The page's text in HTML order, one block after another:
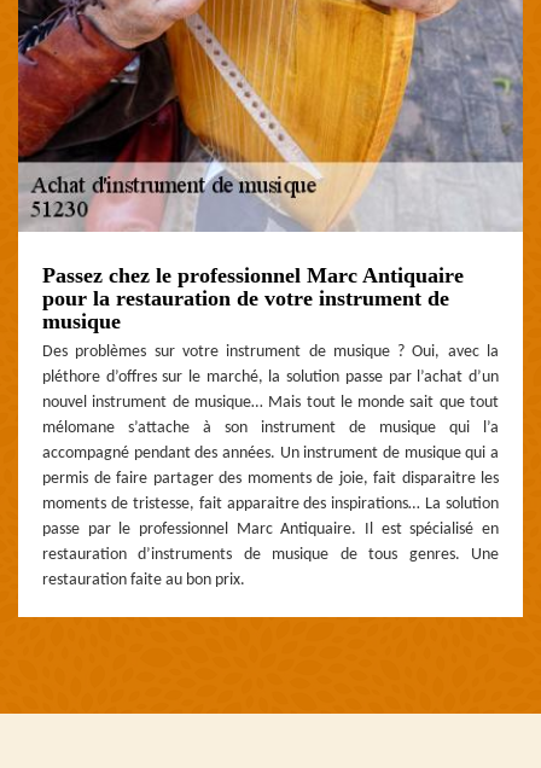
Passez chez le professionnel Marc Antiquaire
pour la restauration de votre instrument de
musique
Des problèmes sur votre instrument de musique ? Oui, avec la
pléthore d’offres sur le marché, la solution passe par l’achat d’un
nouvel instrument de musique… Mais tout le monde sait que tout
mélomane s’attache à son instrument de musique qui l’a
accompagné pendant des années. Un instrument de musique qui a
permis de faire partager des moments de joie, fait disparaitre les
moments de tristesse, fait apparaitre des inspirations… La solution
passe par le professionnel Marc Antiquaire. Il est spécialisé en
restauration d’instruments de musique de tous genres. Une
restauration faite au bon prix.